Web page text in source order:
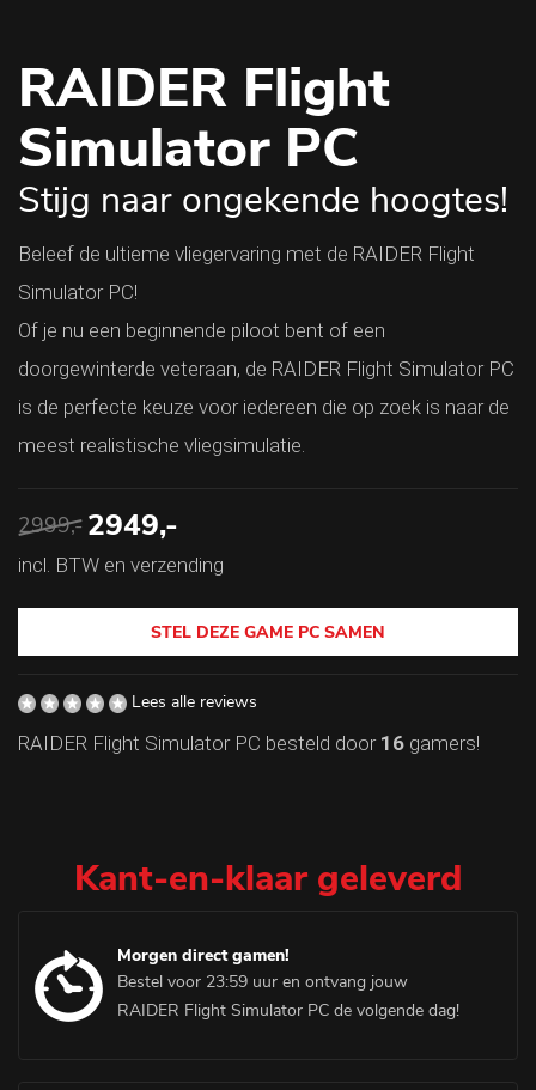
RAIDER Flight
Simulator PC
Stijg naar ongekende hoogtes!
Beleef de ultieme vliegervaring met de RAIDER Flight
Simulator PC!
Of je nu een beginnende piloot bent of een
doorgewinterde veteraan, de RAIDER Flight Simulator PC
is de perfecte keuze voor iedereen die op zoek is naar de
meest realistische vliegsimulatie.
2999,- 2949,-
incl. BTW en verzending
STEL DEZE GAME PC SAMEN
Lees alle reviews
RAIDER Flight Simulator PC besteld door 16 gamers!
Kant-en-klaar geleverd
Morgen direct gamen!
Bestel voor 23:59 uur en ontvang jouw
RAIDER Flight Simulator PC de volgende dag!